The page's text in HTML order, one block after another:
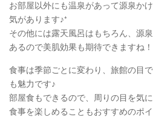
お部屋以外にも温泉があって源泉か
気があります♪⁺
その他には露天風呂はもちろん、源
あるので美肌効果も期待できますね！
食事は季節ごとに変わり、旅館の目
も魅力です♪
部屋食もできるので、周りの目を気
食事を楽しめることもおすすめのポ